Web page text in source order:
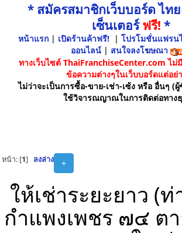
* สมัครสมาชิกเว็บบอร์ด ไท
เซ็นเตอร์ฟรี! *
หน้าแรก | เปิดร้านค้าฟรี! | โปรโมชั่นแฟรน
ออนไลน์ | สนใจลงโฆษณา
ทางเว็บไซต์ ThaiFranchiseCenter.com ไ
ข้อความต่างๆในเว็บบอร์ดแต่อย่
ไม่ว่าจะเป็นการซื้อ-ขาย-เช่า-เซ้ง หรือ อื่นๆ (
ใช้วิจารณญาณในการติดต่อทาง
+
หน้า: [1] ลงล่าง
ให้เช่าระยะยาว (ท่
กำแพงเพชร ๗๔ ต